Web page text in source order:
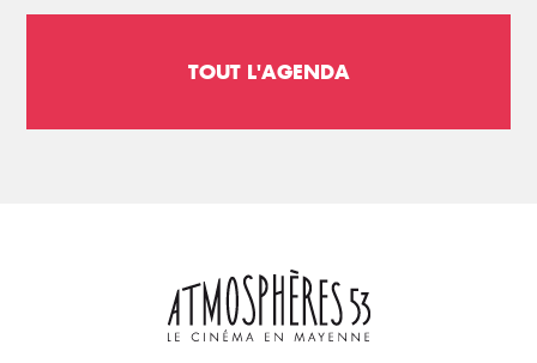
TOUT L'AGENDA